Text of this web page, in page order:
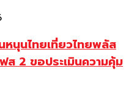
นุนไทยเที่ยวไทยพลัส
ส 2 ขอประเมินความคุ้ม